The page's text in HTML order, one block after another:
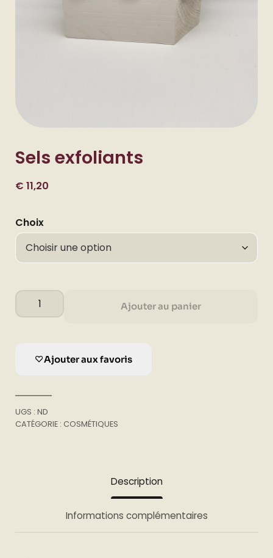
Sels exfoliants
€ 11,20
Choix
Sels
exfoliants
Ajouter au panier
Ajouter aux favoris
UGS : ND
CATÉGORIE : COSMÉTIQUES
Description
Informations complémentaires